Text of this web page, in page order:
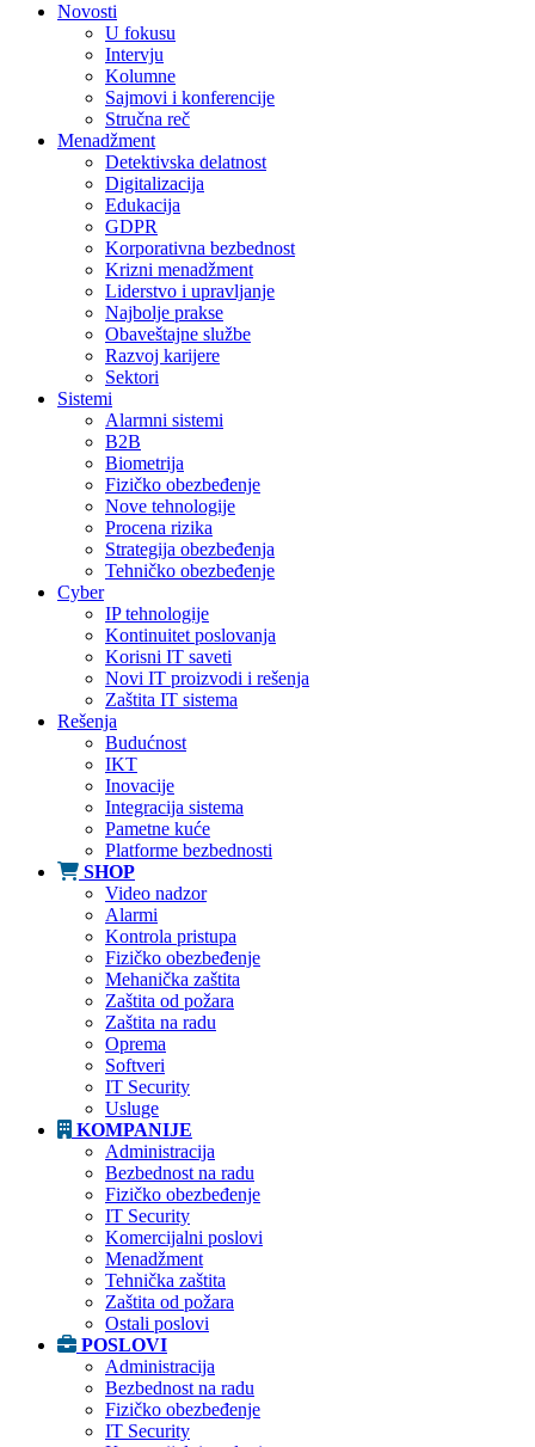
Novosti
U fokusu
Intervju
Kolumne
Sajmovi i konferencije
Stručna reč
Menadžment
Detektivska delatnost
Digitalizacija
Edukacija
GDPR
Korporativna bezbednost
Krizni menadžment
Liderstvo i upravljanje
Najbolje prakse
Obaveštajne službe
Razvoj karijere
Sektori
Sistemi
Alarmni sistemi
B2B
Biometrija
Fizičko obezbeđenje
Nove tehnologije
Procena rizika
Strategija obezbeđenja
Tehničko obezbeđenje
Cyber
IP tehnologije
Kontinuitet poslovanja
Korisni IT saveti
Novi IT proizvodi i rešenja
Zaštita IT sistema
Rešenja
Budućnost
IKT
Inovacije
Integracija sistema
Pametne kuće
Platforme bezbednosti
SHOP
Video nadzor
Alarmi
Kontrola pristupa
Fizičko obezbeđenje
Mehanička zaštita
Zaštita od požara
Zaštita na radu
Oprema
Softveri
IT Security
Usluge
KOMPANIJE
Administracija
Bezbednost na radu
Fizičko obezbeđenje
IT Security
Komercijalni poslovi
Menadžment
Tehnička zaštita
Zaštita od požara
Ostali poslovi
POSLOVI
Administracija
Bezbednost na radu
Fizičko obezbeđenje
IT Security